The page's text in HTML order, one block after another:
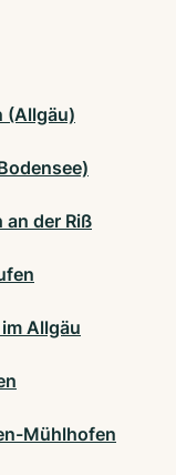
(Allgäu)
an der Riß
Allgäu
Mühlhofen